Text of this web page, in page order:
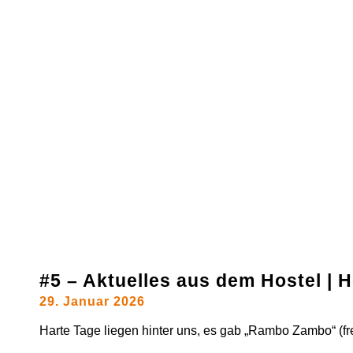
#5 – Aktuelles aus dem Hostel |
29. Januar 2026
Harte Tage liegen hinter uns, es gab „Rambo Zambo“